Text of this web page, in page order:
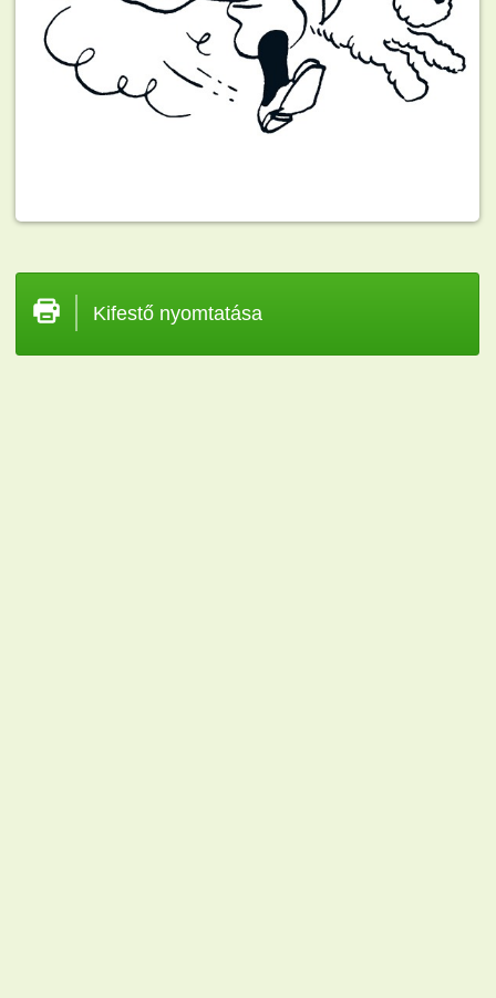
Kifestő nyomtatása